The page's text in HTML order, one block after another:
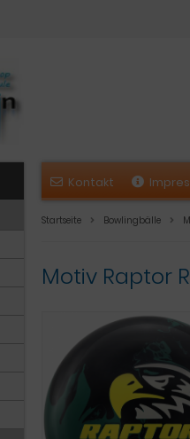
Kontakt
Startseite Bowlingbälle
Motiv Raptor